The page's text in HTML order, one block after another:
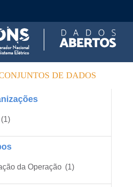
DE DADOS
(1)
da Operação (1)